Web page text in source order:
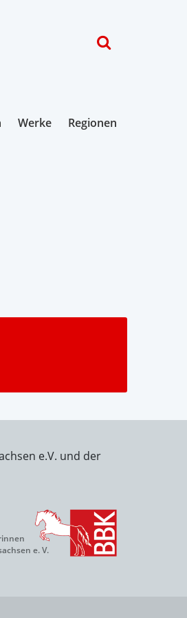
Werke Regionen
e.V. und der
e. V.